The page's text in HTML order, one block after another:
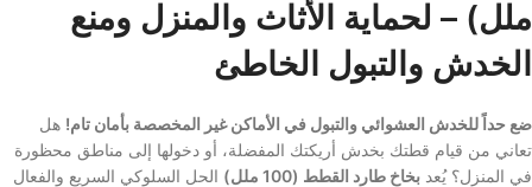
ملل) – لحماية الأثاث والمنزل ومنع
الخدش والتبول الخاطئ
ضع حداً للخدش العشوائي والتبول في الأماكن غير المخصصة بأمان تام! هل
تعاني من قيام قطتك بخدش أريكتك المفضلة، أو دخولها إلى مناطق محظورة
في المنزل؟ يُعد بخاخ طارد القطط (100 ملل)
الحل السلوكي السريع والفعال